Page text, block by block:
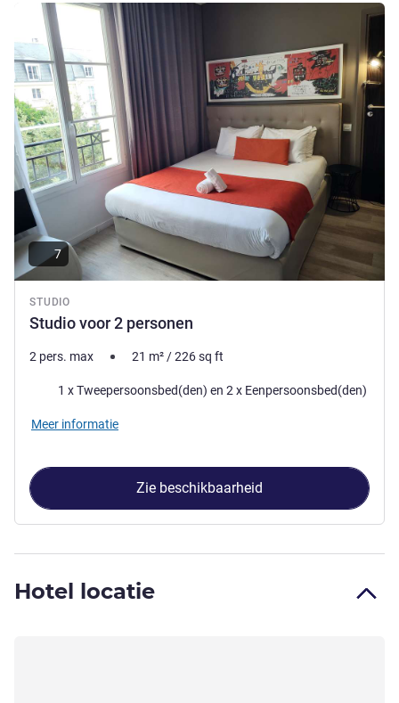
STUDIO
Studio voor 2 personen
Meer informatie
7
2 pers. max 21 m²/226sq ft
Beddengoed 1 x Tweepersoonsbed(den) en 2 x Eenpersoonsbed(den)
Meer informatie
Zie beschikbaarheid
Hotel locatie